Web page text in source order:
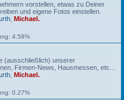
vorstellen, etwas zu Deiner
und eigene Fotos einstellen.
Michael.
4.58%
(ausschließlich) unserer
Firmen-News, Hausmessen, etc...
Michael.
0.27%